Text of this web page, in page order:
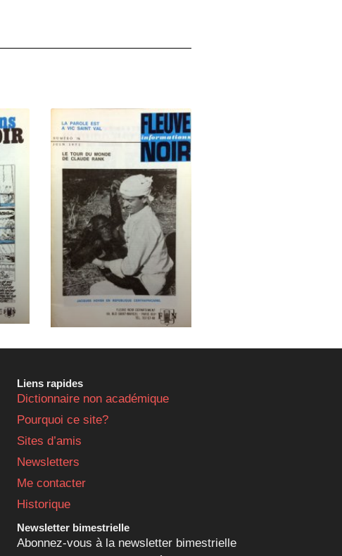
Liens rapides
Dictionnaire non académique
Pourquoi ce site?
Sites d’amis
Newsletters
Me contacter
Historique
Newsletter bimestrielle
Abonnez-vous à la newsletter bimestrielle